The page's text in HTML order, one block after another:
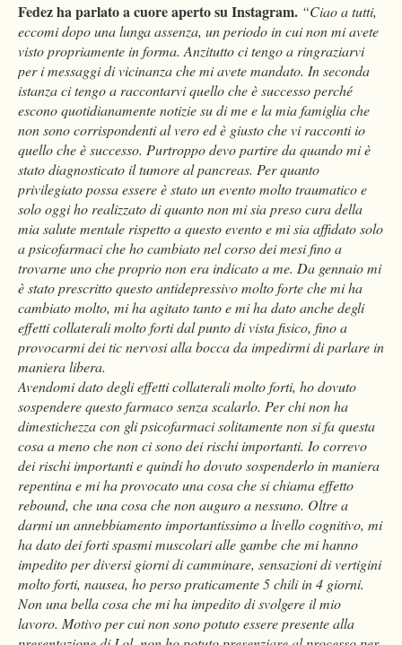
Fedez ha parlato a cuore aperto su Instagram. “Ciao a tutti,
eccomi dopo una lunga assenza, un periodo in cui non mi avete
visto propriamente in forma. Anzitutto ci tengo a ringraziarvi
per i messaggi di vicinanza che mi avete mandato. In seconda
istanza ci tengo a raccontarvi quello che è successo perché
escono quotidianamente notizie su di me e la mia famiglia che
non sono corrispondenti al vero ed è giusto che vi racconti io
quello che è successo. Purtroppo devo partire da quando mi è
stato diagnosticato il tumore al pancreas. Per quanto
privilegiato possa essere è stato un evento molto traumatico e
solo oggi ho realizzato di quanto non mi sia preso cura della
mia salute mentale rispetto a questo evento e mi sia affidato solo
a psicofarmaci che ho cambiato nel corso dei mesi fino a
trovarne uno che proprio non era indicato a me. Da gennaio mi
è stato prescritto questo antidepressivo molto forte che mi ha
cambiato molto, mi ha agitato tanto e mi ha dato anche degli
effetti collaterali molto forti dal punto di vista fisico, fino a
provocarmi dei tic nervosi alla bocca da impedirmi di parlare in
maniera libera.
Avendomi dato degli effetti collaterali molto forti, ho dovuto
sospendere questo farmaco senza scalarlo. Per chi non ha
dimestichezza con gli psicofarmaci solitamente non si fa questa
cosa a meno che non ci sono dei rischi importanti. Io correvo
dei rischi importanti e quindi ho dovuto sospenderlo in maniera
repentina e mi ha provocato una cosa che si chiama effetto
rebound, che una cosa che non auguro a nessuno. Oltre a
darmi un annebbiamento importantissimo a livello cognitivo, mi
ha dato dei forti spasmi muscolari alle gambe che mi hanno
impedito per diversi giorni di camminare, sensazioni di vertigini
molto forti, nausea, ho perso praticamente 5 chili in 4 giorni.
Non una bella cosa che mi ha impedito di svolgere il mio
lavoro. Motivo per cui non sono potuto essere presente alla